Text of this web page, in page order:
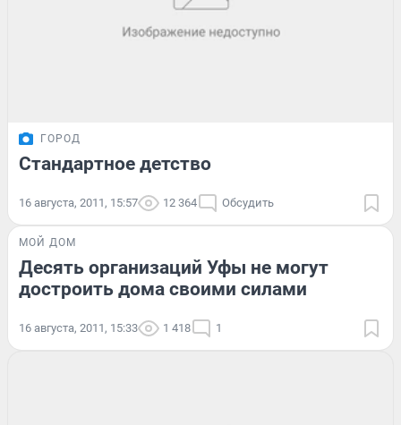
ГОРОД
Стандартное детство
16 августа, 2011, 15:57 12 364 Обсудить
МОЙ ДОМ
Десять организаций Уфы не могут
достроить дома своими силами
16 августа, 2011, 15:33 1 418 1